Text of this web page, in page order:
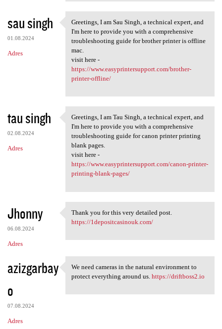
sau singh
01.08.2024
Adres
Greetings, I am Sau Singh, a
Greetings, I am Sau Singh, a technical expert, and
I'm here to provide you with a comprehensive
troubleshooting guide for brother printer is offline
mac.
visit here -
https://www.easyprintersupport.com/brother-
printer-offline/
tau singh
02.08.2024
Adres
Greetings, I am Tau Singh, a
Greetings, I am Tau Singh, a technical expert, and
I'm here to provide you with a comprehensive
troubleshooting guide for canon printer printing
blank pages.
visit here -
https://www.easyprintersupport.com/canon-printer-
printing-blank-pages/
Jhonny
06.08.2024
Adres
Thank you for this very
Thank you for this very detailed post.
https://1depositcasinouk.com/
azizgarbay
o
07.08.2024
Adres
We need cameras in the
We need cameras in the natural environment to
protect everything around us. https://driftboss2.io